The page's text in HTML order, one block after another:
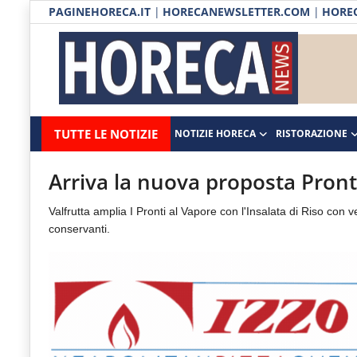
PAGINEHORECA.IT | HORECANEWSLETTER.COM |
Horecanews.it
-
Notizie
Horeca
Il
portale
Horeca
e
del
TUTTE LE NOTIZIE NOTIZIE HORECA RISTORAZIONE
Notizie HORECA
Ristorazione
Ospitalità
Distribuzione
Eventi
RUBRICHE
Arriva la nuova proposta
Valfrutta amplia I Pronti al Vapore con l'Insalata di Riso con
conservanti.